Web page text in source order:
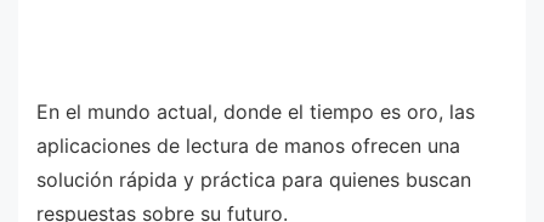
En el mundo actual, donde el tiempo es oro, las
aplicaciones de lectura de manos ofrecen una
solución rápida y práctica para quienes buscan
respuestas sobre su futuro.